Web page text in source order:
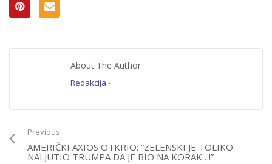
About The Author
Redakcija -
Previous
AMERIČKI AXIOS OTKRIO: “ZELENSKI JE TOLIKO
NALJUTIO TRUMPA DA JE BIO NA KORAK…!”